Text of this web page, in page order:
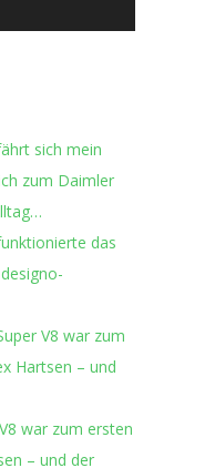
sich mein
zum Daimler
das
V8 war zum
Hartsen – und
war zum ersten
– und der